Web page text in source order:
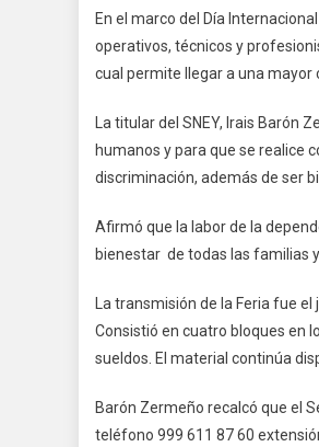
En el marco del Día
operativos, técnicos y
cual permite llegar a una mayor
La titular del SNEY, Irais Barón
humanos y para que se realice
discriminación, además de ser
Afirmó que la labor de la
bienestar de todas las familias
La transmisión de la Feria fue
Consistió en cuatro bloques en
sueldos. El material continúa
Barón Zermeño recalcó que el
teléfono 999 611 87 60